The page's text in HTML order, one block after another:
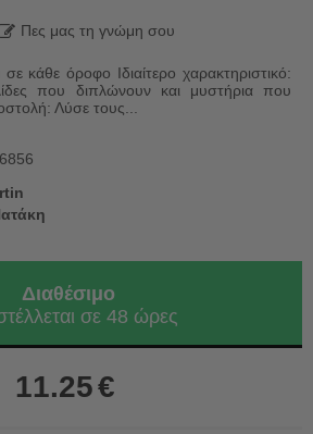
Πες μας τη γνώμη σου
κάθε όροφο Ιδιαίτερο χαρακτηριστικό:
που διπλώνουν και μυστήρια που
Λύσε τους...
Διαθέσιμο
σε 48 ώρες
11.25€